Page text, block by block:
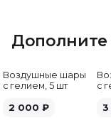
связка гелиевых
празднику
Артикул: 2039.
Дополните
Воздушные шары
с гелием, 5 шт
2 000 ₽
с
шт
3